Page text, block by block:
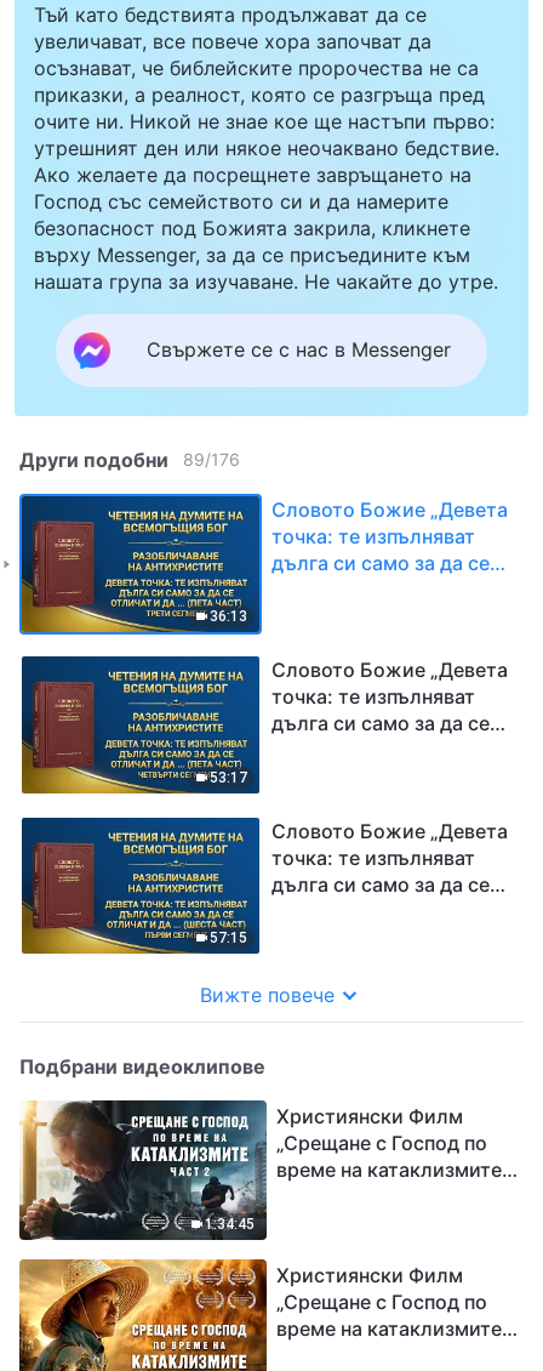
Тъй като бедствията продължават да се
увеличават, все повече хора започват да
осъзнават, че библейските пророчества не са
приказки, а реалност, която се разгръща пред
очите ни. Никой не знае кое ще настъпи първо:
утрешният ден или някое неочаквано бедствие.
Ако желаете да посрещнете завръщането на
Господ със семейството си и да намерите
безопасност под Божията закрила, кликнете
върху Messenger, за да се присъедините към
нашата група за изучаване. Не чакайте до утре.
Свържете се с нас в Messenger
Други подобни 89/176
36:13
Словото Божие „Девета
точка: те изпълняват
дълга си само за да се
никога не се
съобразяват с
интересите на Божия
(пета част)“ Трети
сегмент
53:17
Словото Божие „Девета
точка: те изпълняват
дълга си само за да се
никога не се
съобразяват с
интересите на Божия
(пета част)“ Четвърти
сегмент
57:15
Словото Божие „Девета
точка: те изпълняват
дълга си само за да се
никога не се
съобразяват с
разменят за лична слава
(шеста част)“ Първи
сегмент
Вижте повече
Подбрани видеоклипове
1:34:45
Християнски Филм
„Срещане с Господ по
време на катаклизмите“
Християнски Филм
„Срещане с Господ по
време на катаклизмите“